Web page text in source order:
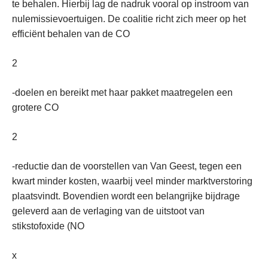
te behalen. Hierbij lag de nadruk vooral op instroom van
nulemissievoertuigen. De coalitie richt zich meer op het
efficiënt behalen van de CO
2
-doelen en bereikt met haar pakket maatregelen een
grotere CO
2
-reductie dan de voorstellen van Van Geest, tegen een
kwart minder kosten, waarbij veel minder marktverstoring
plaatsvindt. Bovendien wordt een belangrijke bijdrage
geleverd aan de verlaging van de uitstoot van
stikstofoxide (NO
x